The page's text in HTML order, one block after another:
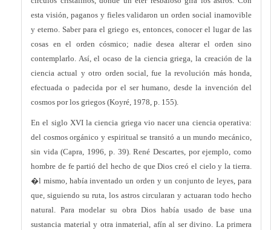
esta visión, paganos y fieles validaron un orden social inamovible
y eterno. Saber para el griego es, entonces, conocer el lugar de las
cosas en el orden cósmico; nadie desea alterar el orden sino
contemplarlo. Así, el ocaso de la ciencia griega, la creación de la
ciencia actual y otro orden social, fue la revolución más honda,
efectuada o padecida por el ser humano, desde la invención del
cosmos por los griegos (Koyré, 1978, p. 155).
En el siglo XVI la ciencia griega vio nacer una ciencia operativa:
del cosmos orgánico y espiritual se transitó a un mundo mecánico,
sin vida (Capra, 1996, p. 39). René Descartes, por ejemplo, como
hombre de fe partió del hecho de que Dios creó el cielo y la tierra.
�l mismo, había inventado un orden y un conjunto de leyes, para
que, siguiendo su ruta, los astros circularan y actuaran todo hecho
natural. Para modelar su obra Dios había usado de base una
sustancia material y otra inmaterial, afín al ser divino. La primera